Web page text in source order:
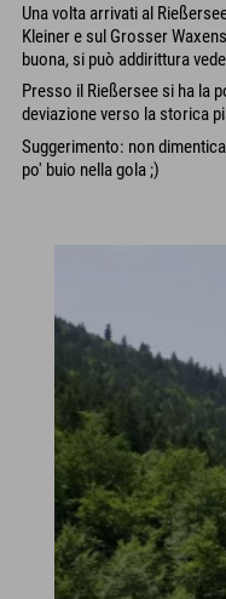
Una volta arrivati al
Kleiner e sul Grosser
buona, si può addirittura
Presso il Rießersee si ha la
deviazione verso la storica
Suggerimento: non
po' buio nella gola ;)